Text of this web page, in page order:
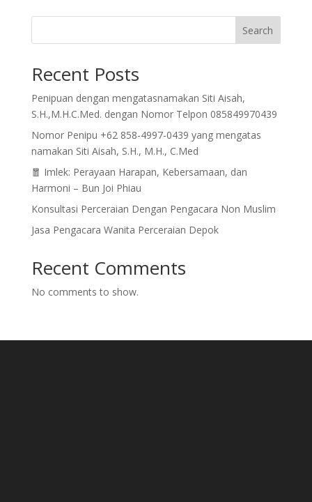
Search
Recent Posts
Penipuan dengan mengatasnamakan Siti Aisah,
S.H.,M.H.C.Med. dengan Nomor Telpon 085849970439
Nomor Penipu +62 858-4997-0439 yang mengatas
namakan Siti Aisah, S.H., M.H., C.Med
🧧 Imlek: Perayaan Harapan, Kebersamaan, dan
Harmoni – Bun Joi Phiau
Konsultasi Perceraian Dengan Pengacara Non Muslim
Jasa Pengacara Wanita Perceraian Depok
Recent Comments
No comments to show.